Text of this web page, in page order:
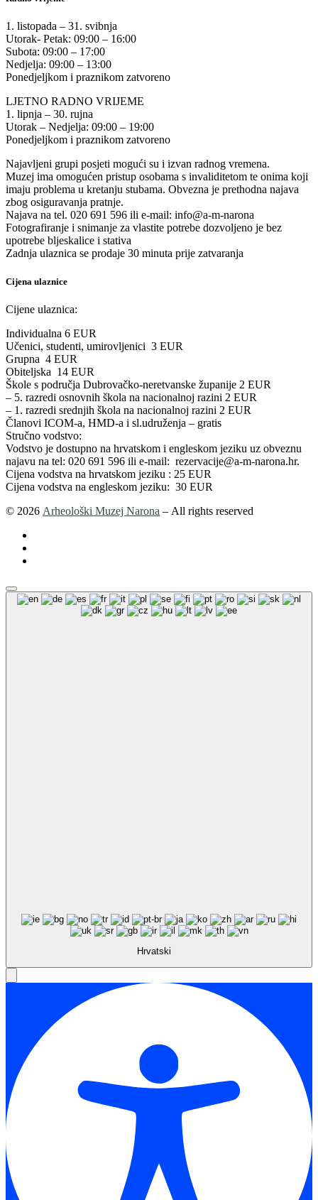
1. listopada – 31. svibnja
Utorak- Petak: 09:00 – 16:00
Subota: 09:00 – 17:00
Nedjelja: 09:00 – 13:00
Ponedjeljkom i praznikom zatvoreno
LJETNO RADNO VRIJEME
1. lipnja – 30. rujna
Utorak – Nedjelja: 09:00 – 19:00
Ponedjeljkom i praznikom zatvoreno
Najavljeni grupi posjeti mogući su i izvan radnog vremena.
Muzej ima omogućen pristup osobama s invaliditetom te onima koji
imaju problema u kretanju stubama. Obvezna je prethodna najava
zbog osiguravanja pratnje.
Najava na tel. 020 691 596 ili e-mail: info@a-m-narona
Fotografiranje i snimanje za vlastite potrebe dozvoljeno je bez
upotrebe bljeskalice i stativa
Zadnja ulaznica se prodaje 30 minuta prije zatvaranja
Cijena ulaznice
Cijene ulaznica:
Individualna 6 EUR
Učenici, studenti, umirovljenici 3 EUR
Grupna 4 EUR
Obiteljska 14 EUR
Škole s područja Dubrovačko-neretvanske županije 2 EUR
– 5. razredi osnovnih škola na nacionalnoj razini 2 EUR
– 1. razredi srednjih škola na nacionalnoj razini 2 EUR
Članovi ICOM-a, HMD-a i sl.udruženja – gratis
Stručno vodstvo:
Vodstvo je dostupno na hrvatskom i engleskom jeziku uz obveznu
najavu na tel: 020 691 596 ili e-mail: rezervacije@a-m-narona.hr.
Cijena vodstva na hrvatskom jeziku : 25 EUR
Cijena vodstva na engleskom jeziku: 30 EUR
© 2026 Arheološki Muzej Narona – All rights reserved
Hrvatski